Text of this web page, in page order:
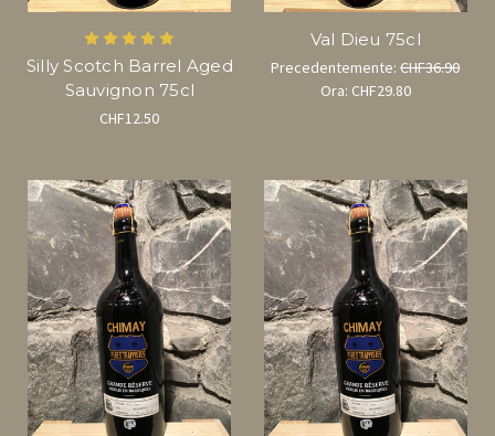
Silly Scotch Barrel Aged
Sauvignon 75cl
CHF12.50
Val Dieu 75cl
Precedentemente:CHF36.90
Ora: CHF29.80